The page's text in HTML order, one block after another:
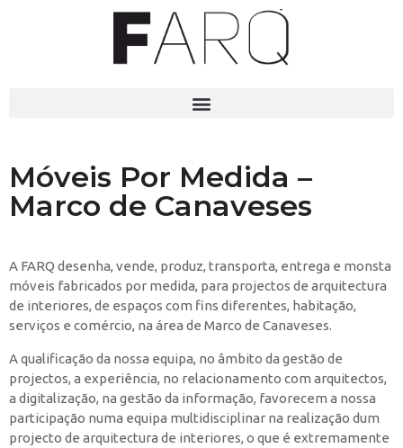
Móveis Por Medida –
Marco de Canaveses
A FARQ desenha, vende, produz, transporta, entrega e monsta
móveis fabricados por medida, para projectos de arquitectura
de interiores, de espaços com fins diferentes, habitação,
serviços e comércio, na área de Marco de Canaveses.
A qualificação da nossa equipa, no âmbito da gestão de
projectos, a experiência, no relacionamento com arquitectos,
a digitalização, na gestão da informação, favorecem a nossa
participação numa equipa multidisciplinar na realização dum
projecto de arquitectura de interiores, o que é extremamente